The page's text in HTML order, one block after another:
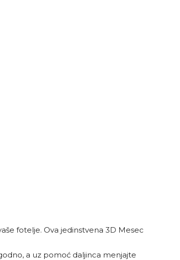
fotelje. Ova jedinstvena 3D Mesec
a uz pomoć daljinca menjajte